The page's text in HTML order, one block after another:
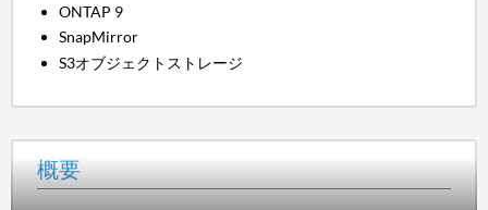
ONTAP 9
SnapMirror
S3オブジェクトストレージ
概要